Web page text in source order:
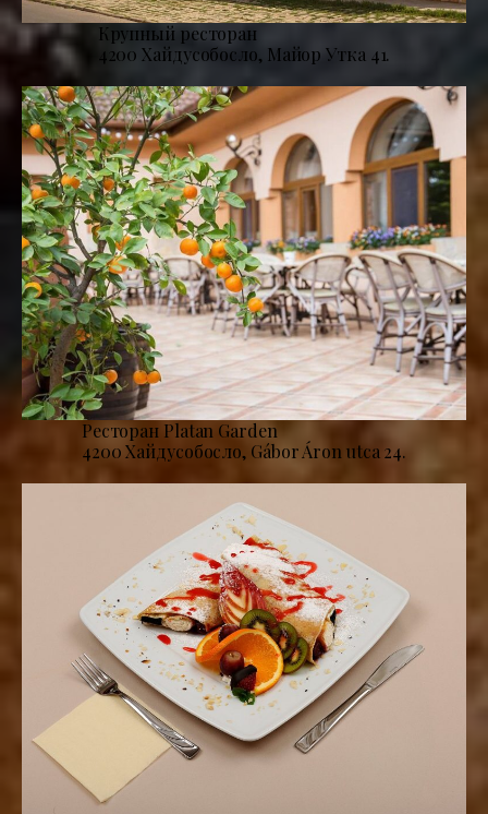
Крупный ресторан
4200 Хайдусобосло, Майор Утка 41.
Ресторан Platan Garden
4200 Хайдусобосло, Gábor Áron utca 24.